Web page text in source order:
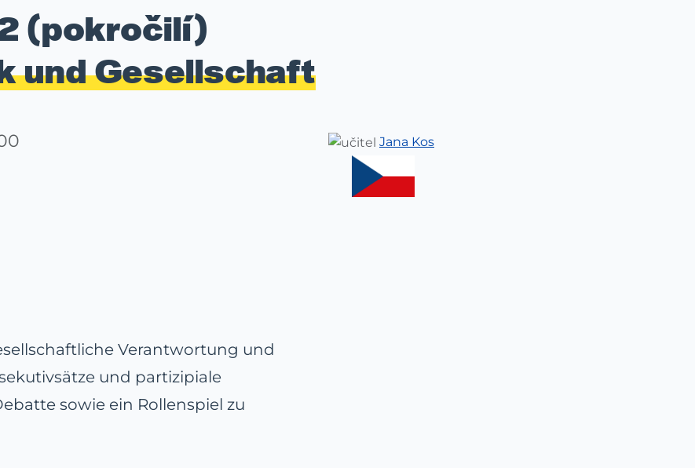
(pokročilí)
und Gesellschaft
Verantwortung und
und partizipiale
sowie ein Rollenspiel zu
Jana Kos